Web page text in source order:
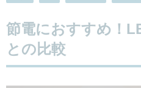
節電におすすめ！
との比較